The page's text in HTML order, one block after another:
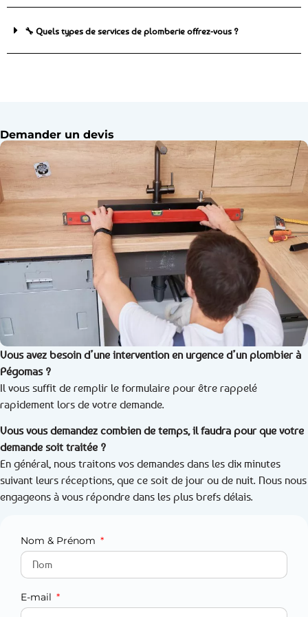
🔧 Quels types de services de plomberie offrez-vous ?
Demander un devis
Vous avez besoin d’une intervention en urgence d’un plombier à
Pégomas ?
Il vous suffit de remplir le formulaire pour être rappelé
rapidement lors de votre demande.
Vous vous demandez combien de temps, il faudra pour que votre
demande soit traitée ?
En général, nous traitons vos demandes dans les dix minutes
suivant leurs réceptions, que ce soit de jour ou de nuit. Nous nous
engageons à vous répondre dans les plus brefs délais.
Nom & Prénom
E-mail